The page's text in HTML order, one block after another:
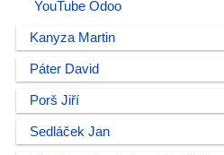
YouTube Odoo
Kanyza Martin
Páter David
Porš Jiří
Sedláček Jan